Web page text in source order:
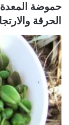
حموضة
الحرقة